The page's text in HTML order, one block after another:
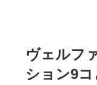
ヴェルフ
ション9